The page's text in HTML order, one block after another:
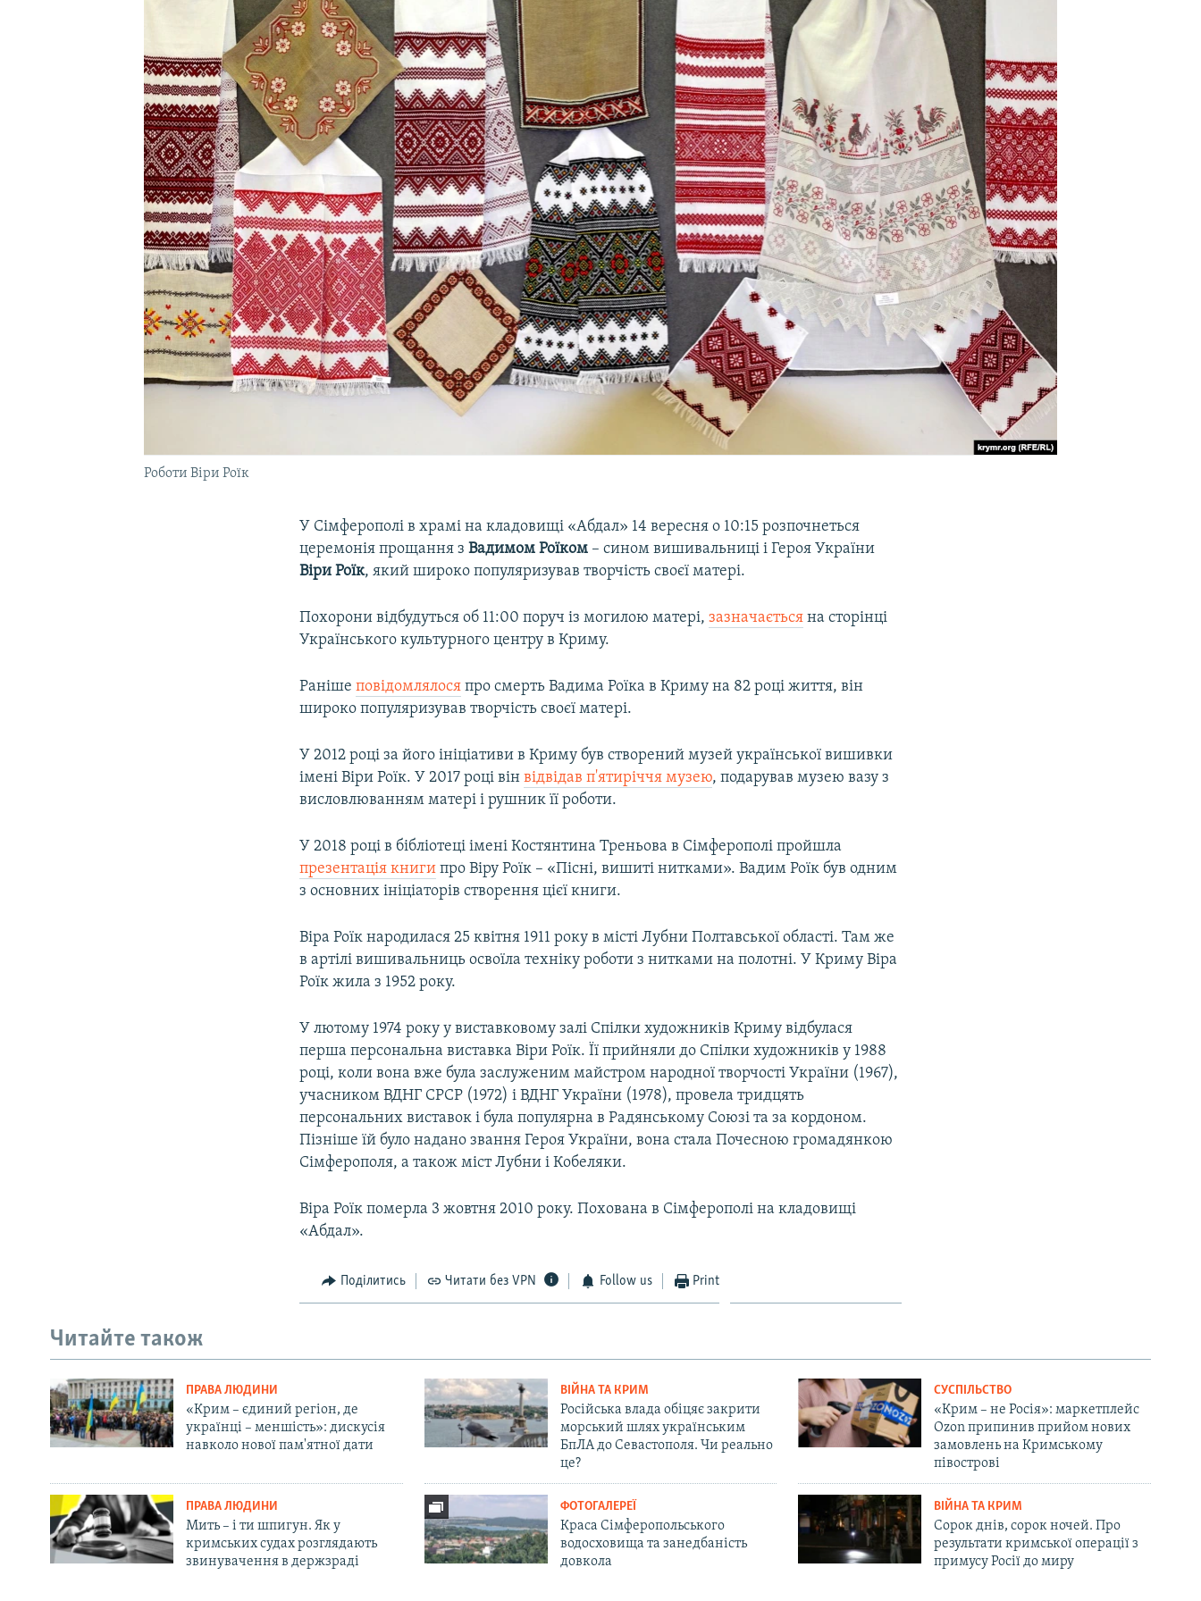
УКРАЇНСЬКА ПРОБЛЕМА КРИМУ
Роботи Віри Роїк
У Сімферополі в храмі на кладовищі «Абдал» 14 вересня о 10:15 розпочнеться
церемонія прощання зВадимом Роїком – сином вишивальниці і Героя України
Віри Роїк, який широко популяризував творчість своєї матері.
Похорони відбудуться об 11:00 поруч із могилою матері,зазначається на сторінці
Українського культурного центру в Криму.
Ранішеповідомлялося про смерть Вадима Роїка в Криму на 82 році життя, він
широко популяризував творчість своєї матері.
У 2012 році за його ініціативи в Криму був створений музей української вишивки
імені Віри Роїк. У 2017 році вінвідвідав п'ятиріччя музею, подарував музею вазу з
висловлюванням матері і рушник її роботи.
У 2018 році в бібліотеці імені Костянтина Треньова в Сімферополі пройшла
презентація книги про Віру Роїк – «Пісні, вишиті нитками». Вадим Роїк був одним
з основних ініціаторів створення цієї книги.
Віра Роїк народилася 25 квітня 1911 року в місті Лубни Полтавської області. Там же
в артілі вишивальниць освоїла техніку роботи з нитками на полотні. У Криму Віра
Роїк жила з 1952 року.
У лютому 1974 року у виставковому залі Спілки художників Криму відбулася
перша персональна виставка Віри Роїк. Її прийняли до Спілки художників у 1988
році, коли вона вже була заслуженим майстром народної творчості України (1967),
учасником ВДНГ СРСР (1972) і ВДНГ України (1978), провела тридцять
персональних виставок і була популярна в Радянському Союзі та за кордоном.
Пізніше їй було надано звання Героя України, вона стала Почесною громадянкою
Сімферополя, а також міст Лубни і Кобеляки.
Віра Роїк померла 3 жовтня 2010 року. Похована в Сімферополі на кладовищі
«Абдал».
Поділитись Читати без VPN Follow us Print
Читайте також
ПРАВА ЛЮДИНИ
«Крим – єдиний регіон, де
українці – меншість»: дискусія
навколо нової пам'ятної дати
ВІЙНА ТА КРИМ
Російська влада обіцяє закрити
морський шлях українським
БпЛА до Севастополя. Чи реально
це?
СУСПІЛЬСТВО
«Крим – не Росія»: маркетплейс
Ozon припинив прийом нових
замовлень на Кримському
півострові
ПРАВА ЛЮДИНИ
Мить – і ти шпигун. Як у
кримських судах розглядають
звинувачення в держзраді
ФОТОГАЛЕРЕЇ
Краса Сімферопольського
водосховища та занедбаність
довкола
ВІЙНА ТА КРИМ
Сорок днів, сорок ночей. Про
результати кримської операції з
примусу Росії до миру